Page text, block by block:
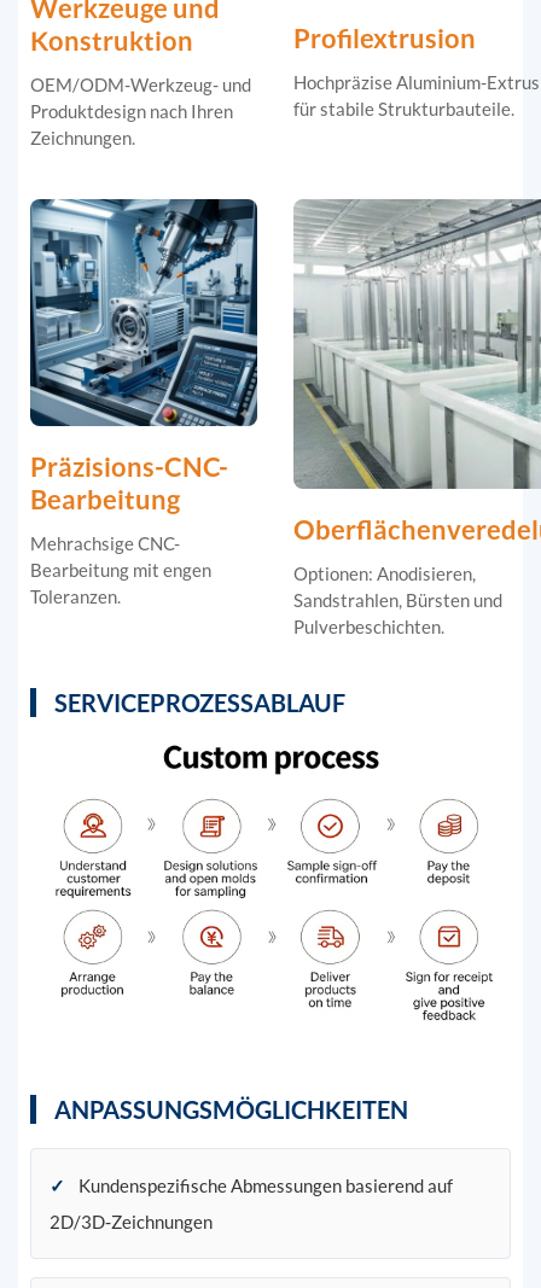
Werkzeuge und
Konstruktion
OEM/ODM-Werkzeug- und
Produktdesign nach Ihren
Zeichnungen.
Profilextrusion
Hochpräzise Aluminium-
für stabile Strukturbauteile.
Präzisions-CNC-
Bearbeitung
Mehrachsige CNC-
Bearbeitung mit engen
Toleranzen.
Optionen: Anodisieren,
Sandstrahlen, Bürsten und
Pulverbeschichten.
SERVICEPROZESSABLAUF
ANPASSUNGSMÖGLICHKEITEN
✓
Kundenspezifische Abmessungen basierend auf
2D/3D-Zeichnungen